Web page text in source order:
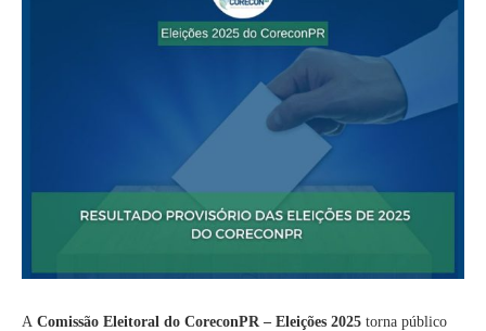
A Comissão Eleitoral do CoreconPR – Eleições 2025 torna público